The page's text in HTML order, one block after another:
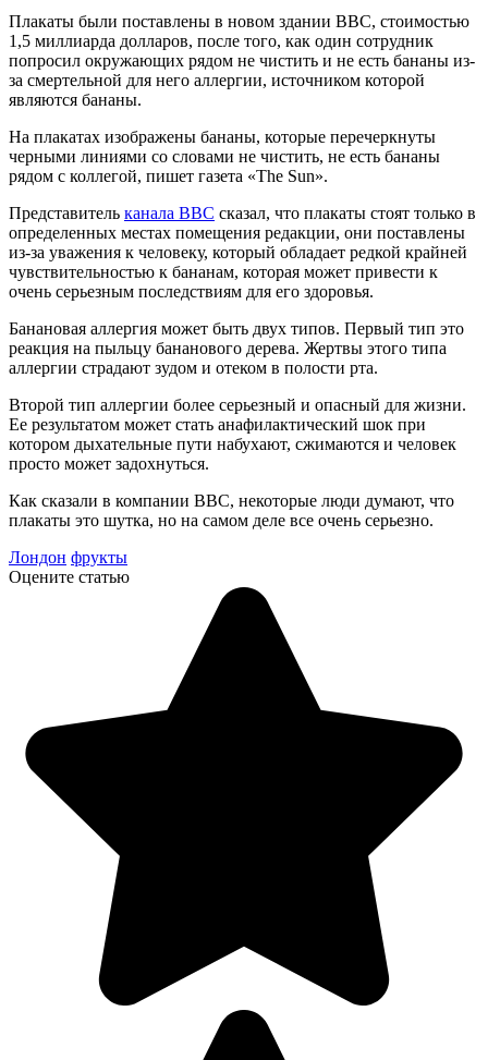
Плакаты были поставлены в новом здании ВВС, стоимостью
1,5 миллиарда долларов, после того, как один сотрудник
попросил окружающих рядом не чистить и не есть бананы из-
за смертельной для него аллергии, источником которой
являются бананы.
На плакатах изображены бананы, которые перечеркнуты
черными линиями со словами не чистить, не есть бананы
рядом с коллегой, пишет газета «The Sun».
Представитель канала ВВС сказал, что плакаты стоят только в
определенных местах помещения редакции, они поставлены
из-за уважения к человеку, который обладает редкой крайней
чувствительностью к бананам, которая может привести к
очень серьезным последствиям для его здоровья.
Банановая аллергия может быть двух типов. Первый тип это
реакция на пыльцу бананового дерева. Жертвы этого типа
аллергии страдают зудом и отеком в полости рта.
Второй тип аллергии более серьезный и опасный для жизни.
Ее результатом может стать анафилактический шок при
котором дыхательные пути набухают, сжимаются и человек
просто может задохнуться.
Как сказали в компании ВВС, некоторые люди думают, что
плакаты это шутка, но на самом деле все очень серьезно.
Лондон фрукты
Оцените статью